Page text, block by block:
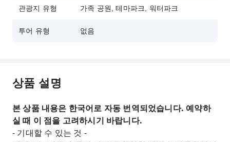
관광지 유형 가족 공원, 테마파크, 워터파크
투어 유형 없음
상품 설명
본 상품 내용은 한국어로 자동 번역되었습니다. 예약하
실 때 이 점을 고려하시기 바랍니다.
- 기대할 수 있는 것 -